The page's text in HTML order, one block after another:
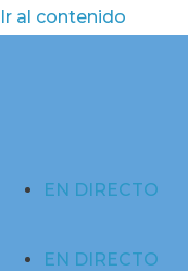
Ir al contenido
EN DIRECTO
EN DIRECTO